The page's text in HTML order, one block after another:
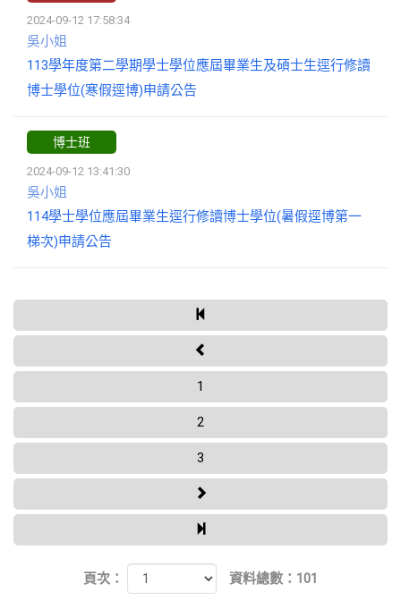
2024-09-12 17:58:34
吳小姐
113學年度第二學期學士學位應屆畢業生及碩士生逕行修讀
博士學位(寒假逕博)申請公告
博士班
2024-09-12 13:41:30
吳小姐
114學士學位應屆畢業生逕行修讀博士學位(暑假逕博第一
梯次)申請公告
1
2
3
頁次： 資料總數：101